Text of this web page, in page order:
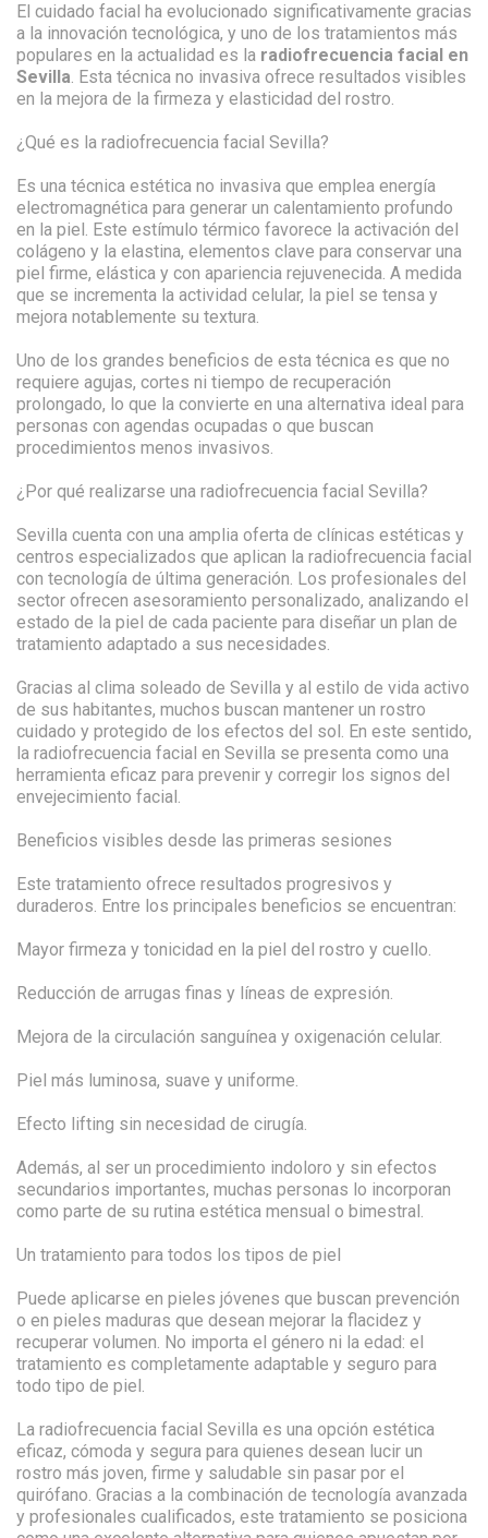
El cuidado facial ha evolucionado significativamente gracias
a la innovación tecnológica, y uno de los tratamientos más
populares en la actualidad es la radiofrecuencia facial en
Sevilla. Esta técnica no invasiva ofrece resultados visibles
en la mejora de la firmeza y elasticidad del rostro.
¿Qué es la radiofrecuencia facial Sevilla?
Es una técnica estética no invasiva que emplea energía
electromagnética para generar un calentamiento profundo
en la piel. Este estímulo térmico favorece la activación del
colágeno y la elastina, elementos clave para conservar una
piel firme, elástica y con apariencia rejuvenecida. A medida
que se incrementa la actividad celular, la piel se tensa y
mejora notablemente su textura.
Uno de los grandes beneficios de esta técnica es que no
requiere agujas, cortes ni tiempo de recuperación
prolongado, lo que la convierte en una alternativa ideal para
personas con agendas ocupadas o que buscan
procedimientos menos invasivos.
¿Por qué realizarse una radiofrecuencia facial Sevilla?
Sevilla cuenta con una amplia oferta de clínicas estéticas y
centros especializados que aplican la radiofrecuencia facial
con tecnología de última generación. Los profesionales del
sector ofrecen asesoramiento personalizado, analizando el
estado de la piel de cada paciente para diseñar un plan de
tratamiento adaptado a sus necesidades.
Gracias al clima soleado de Sevilla y al estilo de vida activo
de sus habitantes, muchos buscan mantener un rostro
cuidado y protegido de los efectos del sol. En este sentido,
la radiofrecuencia facial en Sevilla se presenta como una
herramienta eficaz para prevenir y corregir los signos del
envejecimiento facial.
Beneficios visibles desde las primeras sesiones
Este tratamiento ofrece resultados progresivos y
duraderos. Entre los principales beneficios se encuentran:
Mayor firmeza y tonicidad en la piel del rostro y cuello.
Reducción de arrugas finas y líneas de expresión.
Mejora de la circulación sanguínea y oxigenación celular.
Piel más luminosa, suave y uniforme.
Efecto lifting sin necesidad de cirugía.
Además, al ser un procedimiento indoloro y sin efectos
secundarios importantes, muchas personas lo incorporan
como parte de su rutina estética mensual o bimestral.
Un tratamiento para todos los tipos de piel
Puede aplicarse en pieles jóvenes que buscan prevención
o en pieles maduras que desean mejorar la flacidez y
recuperar volumen. No importa el género ni la edad: el
tratamiento es completamente adaptable y seguro para
todo tipo de piel.
La radiofrecuencia facial Sevilla es una opción estética
eficaz, cómoda y segura para quienes desean lucir un
rostro más joven, firme y saludable sin pasar por el
quirófano. Gracias a la combinación de tecnología avanzada
y profesionales cualificados, este tratamiento se posiciona